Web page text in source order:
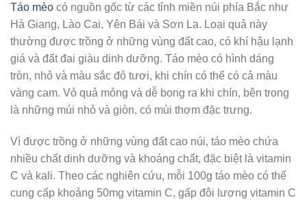
Táo mèo có nguồn gốc từ các tỉnh miền núi phía Bắc như
Hà Giang, Lào Cai, Yên Bái và Sơn La. Loại quả này
thường được trồng ở những vùng đất cao, có khí hậu lạnh
giá và đất đai giàu dinh dưỡng. Táo mèo có hình dáng
tròn, nhỏ và màu sắc đỏ tươi, khi chín có thể có cả màu
vàng cam. Vỏ quả mỏng và dễ bong ra khi chín, bên trong
là những múi nhỏ và giòn, có mùi thơm đặc trưng.
Vì được trồng ở những vùng đất cao núi, táo mèo chứa
nhiều chất dinh dưỡng và khoáng chất, đặc biệt là vitamin
C và kali. Theo các nghiên cứu, mỗi 100g táo mèo có thể
cung cấp khoảng 50mg vitamin C, gấp đôi lượng vitamin C